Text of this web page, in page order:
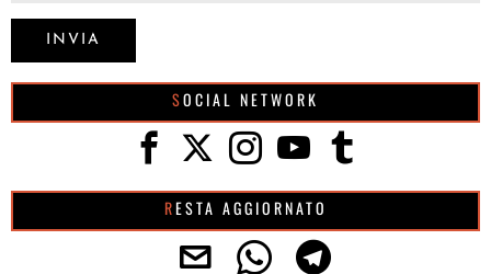
SOCIAL NETWORK
RESTA AGGIORNATO